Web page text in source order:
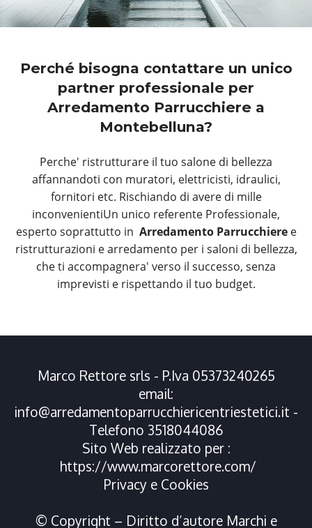
Perché bisogna contattare un unico
partner professionale per
Arredamento Parrucchiere a
Montebelluna?
Perche' ristrutturare il tuo salone di bellezza
affannandoti con muratori, elettricisti, idraulici,
fornitori etc. Rischiando di avere di mille
inconvenientiUn unico referente Professionale,
esperto soprattutto in Arredamento Parrucchieree
ristrutturazioni e arredamento per i saloni di bellezza,
che ti accompagnera' verso il successo, senza
imprevisti e rispettando il tuo budget.
Marco Rettore srls - P.Iva 05373240265
email:
info@arredamentoparrucchiericentriestetici.it -
Telefono 3518044086
Sito Web realizzato per :
https://www.marcorettore.com/
Privacy e Cookies
© Copyright – Diritto d’autore Marchi e